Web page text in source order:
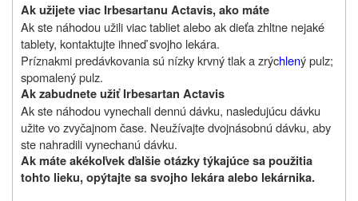
Ak užijete viac Irbesartanu Actavis, ako máte
Ak ste náhodou užili viac tabliet alebo ak dieťa zhltne nejaké
tablety, kontaktujte ihneď svojho lekára.
Príznakmi predávkovania sú nízky krvný tlak a zrýchlený pulz;
spomalený pulz.
Ak zabudnete užiť Irbesartan Actavis
Ak ste náhodou vynechali dennú dávku, nasledujúcu dávku
užite vo zvyčajnom čase. Neužívajte dvojnásobnú dávku, aby
ste nahradili vynechanú dávku.
Ak máte akékoľvek ďalšie otázky týkajúce sa použitia
tohto lieku, opýtajte sa svojho lekára alebo lekárnika.